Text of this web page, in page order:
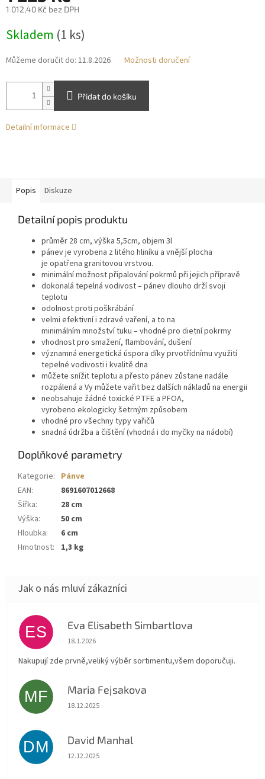
1 012,40 Kč bez DPH
cena:
Skladem (1 ks)
Můžeme doručit do: 11.8.2026 Možnosti doručení
Přidat do košíku
Detailní informace
Popis Diskuze
Detailní popis produktu
průměr 28 cm, výška 5,5cm, objem 3l
pánev je vyrobena z litého hliníku a vnější plocha
je opatřena granitovou vrstvou.
minimální možnost připalování pokrmů při jejich přípravě
dokonalá tepelná vodivost – pánev dlouho drží svoji
teplotu
odolnost proti poškrábání
velmi efektivní i zdravé vaření, a to na
minimálním množství tuku – vhodné pro dietní pokrmy
vhodnost pro smažení, flambování, dušení
významná energetická úspora díky prvotřídnímu využití
tepelné vodivosti i kvalitě dna
můžete snížit teplotu a přesto pánev zůstane nadále
rozpálená a Vy můžete vařit bez dalších nákladů na energii
neobsahuje žádné toxické PTFE a PFOA,
vyrobeno ekologicky šetrným způsobem
vhodné pro všechny typy vařičů
snadná údržba a čištění (vhodná i do myčky na nádobí)
Doplňkové parametry
Kategorie: Pánve
EAN:
8691607012668
Šířka:
28 cm
Výška:
50 cm
Hloubka:
6 cm
Hmotnost: 1,3 kg
ES Eva Elisabeth Simbartlova
Hodnocení obchodu je 5 z 5 hvězdiček.
18.1.2026
Nakupují zde prvně,veliký výběr sortimentu,všem doporučuji.
MF Maria Fejsakova
Hodnocení obchodu je 5 z 5 hvězdiček.
18.12.2025
DM David Manhal
Hodnocení obchodu je 5 z 5 hvězdiček.
12.12.2025